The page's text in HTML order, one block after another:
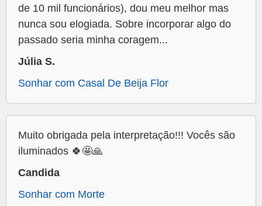
de 10 mil funcionários), dou meu melhor mas
nunca sou elogiada. Sobre incorporar algo do
passado seria minha coragem...
Júlia S.
Sonhar com Casal De Beija Flor
Muito obrigada pela interpretação!!! Vocês são
iluminados 🍀🤩🙏
Candida
Sonhar com Morte